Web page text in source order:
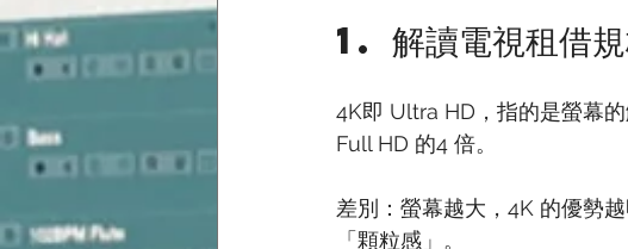
1. 解讀電視租借
4K即 Ultra HD，指的是螢幕
Full HD 的4 倍。
差別：螢幕越大，4K 的優勢
「顆粒感」。